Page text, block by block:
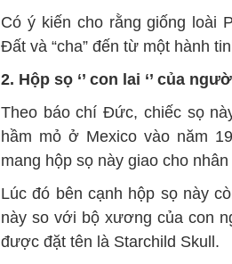
Có ý kiến cho rằng giống loài
Đất và “cha” đến từ một hành
2. Hộp sọ ‘’ con lai ‘’ của
Theo báo chí Đức, chiếc sọ
hầm mỏ ở Mexico vào năm
mang hộp sọ này giao cho
Lúc đó bên cạnh hộp sọ này
này so với bộ xương của con
được đặt tên là Starchild Skull.